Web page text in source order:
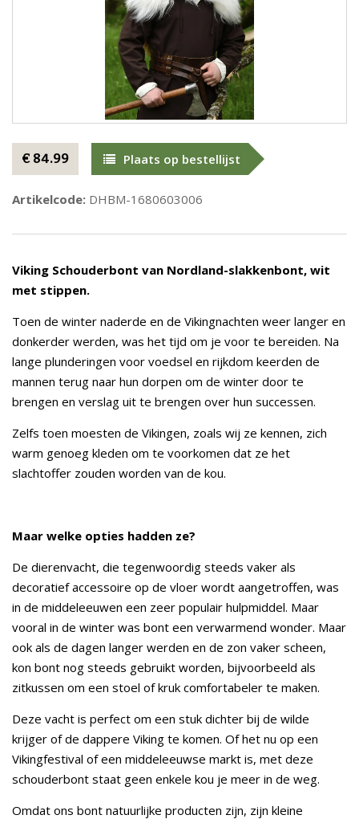
€ 84.99 Plaats op bestellijst
Artikelcode: DHBM-1680603006
Viking Schouderbont van Nordland-slakkenbont, wit
met stippen.
Toen de winter naderde en de Vikingnachten weer langer en
donkerder werden, was het tijd om je voor te bereiden. Na
lange plunderingen voor voedsel en rijkdom keerden de
mannen terug naar hun dorpen om de winter door te
brengen en verslag uit te brengen over hun successen.
Zelfs toen moesten de Vikingen, zoals wij ze kennen, zich
warm genoeg kleden om te voorkomen dat ze het
slachtoffer zouden worden van de kou.
Maar welke opties hadden ze?
De dierenvacht, die tegenwoordig steeds vaker als
decoratief accessoire op de vloer wordt aangetroffen, was
in de middeleeuwen een zeer populair hulpmiddel. Maar
vooral in de winter was bont een verwarmend wonder. Maar
ook als de dagen langer werden en de zon vaker scheen,
kon bont nog steeds gebruikt worden, bijvoorbeeld als
zitkussen om een stoel of kruk comfortabeler te maken.
Deze vacht is perfect om een stuk dichter bij de wilde
krijger of de dappere Viking te komen. Of het nu op een
Vikingfestival of een middeleeuwse markt is, met deze
schouderbont staat geen enkele kou je meer in de weg.
Omdat ons bont natuurlijke producten zijn, zijn kleine